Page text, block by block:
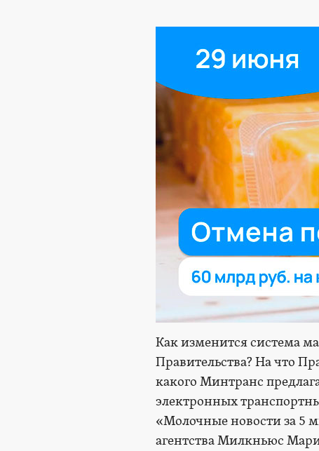
Как изменится система
Правительства? На что
какого Минтранс
электронных
«Молочные новости за 5
агентства Милкньюс